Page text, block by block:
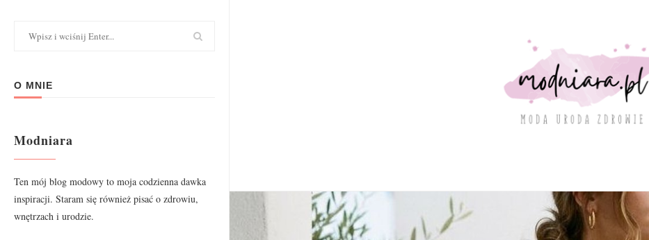
O MNIE
Modniara
Ten mój blog modowy to moja codzienna dawka
inspiracji. Staram się również pisać o zdrowiu,
wnętrzach i urodzie.